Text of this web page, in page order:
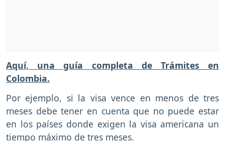
Aquí, una guía completa de Trámites en
Colombia.
Por ejemplo, si la visa vence en menos de tres
meses debe tener en cuenta que no puede estar
en los países donde exigen la visa americana un
tiempo máximo de tres meses.